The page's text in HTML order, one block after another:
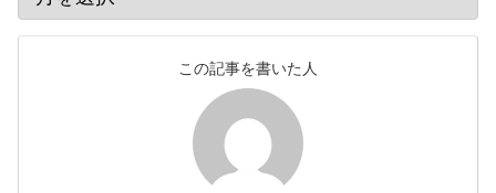
この記事を書いた人